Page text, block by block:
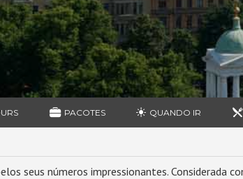
PACOTES QUANDO IR
seus números impressionantes. Considerada